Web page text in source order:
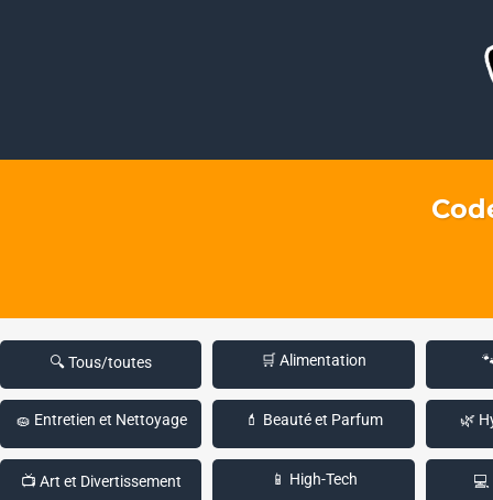
🔍 Tous/toutes 🛒 Alimentation
🧽 Entretien et Nettoyage 💄 Beauté et Parfum 🌿
📺 Art et Divertissement 📱 High-Tech 💻